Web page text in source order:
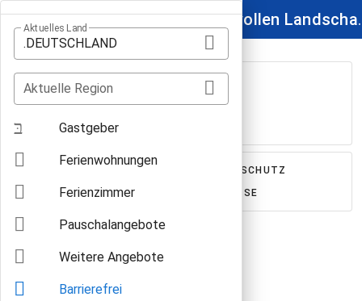
Wo leckere Weine in
Aktuelles Land
.DEUTSCHLAND
Aktuelle Region
Gastgeber
Ferienwohnungen
Ferienzimmer
Pauschalangebote
Weitere Angebote
Barrierefrei
Barrierefreie Angebote
IMPRESSUM
DATENSCHUTZ
FÜR GASTGEBER
PRESSE